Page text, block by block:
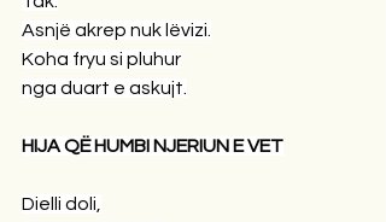
Asnjë akrep nuk lëvizi.
Koha fryu si pluhur
nga duart e askujt.
HIJA QË HUMBI NJERIUN E VET
Dielli doli,